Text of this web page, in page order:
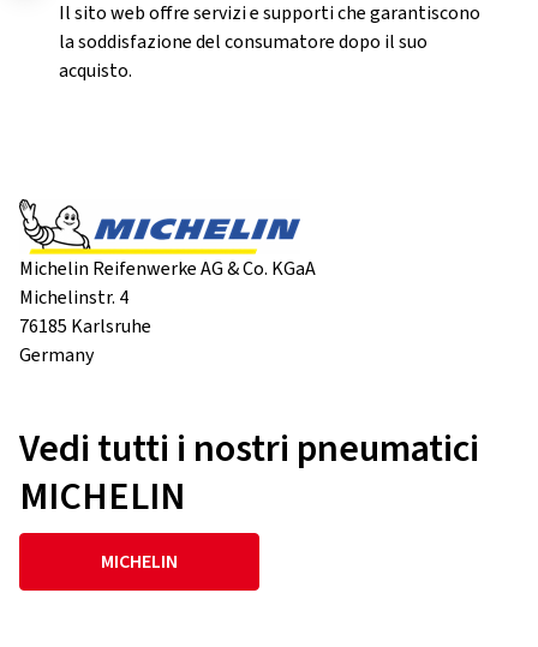
Il sito web offre servizi e supporti che garantiscono
la soddisfazione del consumatore dopo il suo
acquisto.
Michelin Reifenwerke AG & Co. KGaA
Michelinstr. 4
76185 Karlsruhe
Germany
Vedi tutti i nostri pneumatici
MICHELIN
MICHELIN